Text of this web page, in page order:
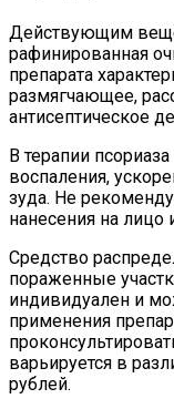
Действующим
рафинированная
препарата
размягчающее,
антисептическое
В терапии
воспаления,
зуда. Не
нанесения на лицо
Средство
пораженные
индивидуален и
применения
варьируется в
рублей.